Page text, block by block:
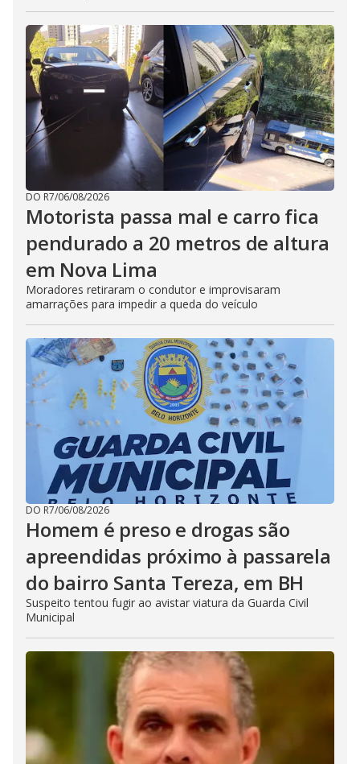
DO R7/06/08/2026
Motorista passa mal e carro fica
pendurado a 20 metros de altura
em Nova Lima
Moradores retiraram o condutor e improvisaram
amarrações para impedir a queda do veículo
DO R7/06/08/2026
Homem é preso e drogas são
apreendidas próximo à passarela
do bairro Santa Tereza, em BH
Suspeito tentou fugir ao avistar viatura da Guarda Civil
Municipal